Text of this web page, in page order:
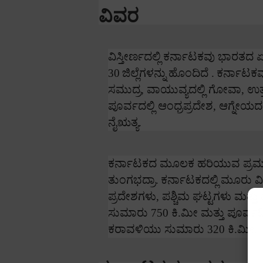
ವಿವರ
ವಿಸ್ತೀರ್ಣದಲ್ಲಿ ಕರ್ನಾಟಕವು ಭಾರತದ
30 ಜಿಲ್ಲೆಗಳನ್ನು ಹೊಂದಿದೆ .
ಸಮುದ್ರ, ವಾಯುವ್ಯದಲ್ಲಿ ಗೋವಾ,
ಪೂರ್ವದಲ್ಲಿ ಆಂಧ್ರಪ್ರದೇಶ,
ನೈಋತ್ಯ.
ಕರ್ನಾಟಕದ ಮೂಲಕ ಹರಿಯುವ
ತುಂಗಭದ್ರಾ. ಕರ್ನಾಟಕದಲ್ಲಿ ಮೂರು
ಪ್ರದೇಶಗಳು, ಪಶ್ಚಿಮ ಘಟ್ಟಗಳು ಮತ್ತು
ಸುಮಾರು 750 ಕಿ.ಮೀ ಮತ್ತು
ಕರಾವಳಿಯು ಸುಮಾರು 320 ಕಿ.ಮೀ.